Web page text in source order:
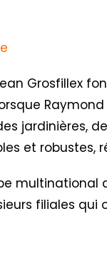
Grosfillex
jardinières,
et robustes,
multinational
filiales